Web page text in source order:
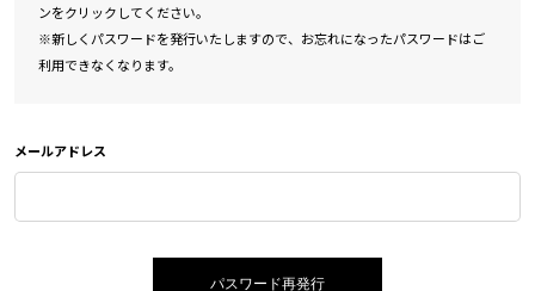
ンをクリックしてください。
※新しくパスワードを発行いたしますので、お忘れになったパスワードはご
利用できなくなります。
メールアドレス